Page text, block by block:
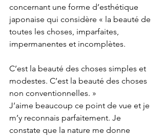
concernant une forme d’esthétique
japonaise qui considère « la beauté de
toutes les choses, imparfaites,
impermanentes et incomplètes.
C’est la beauté des choses simples et
modestes. C’est la beauté des choses
non conventionnelles. »
J’aime beaucoup ce point de vue et je
m’y reconnais parfaitement. Je
constate que la nature me donne